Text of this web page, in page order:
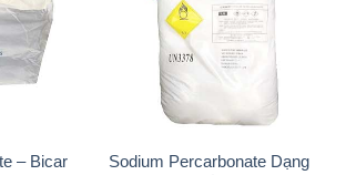
– Bicar
Sodium Percarbonate Dạng